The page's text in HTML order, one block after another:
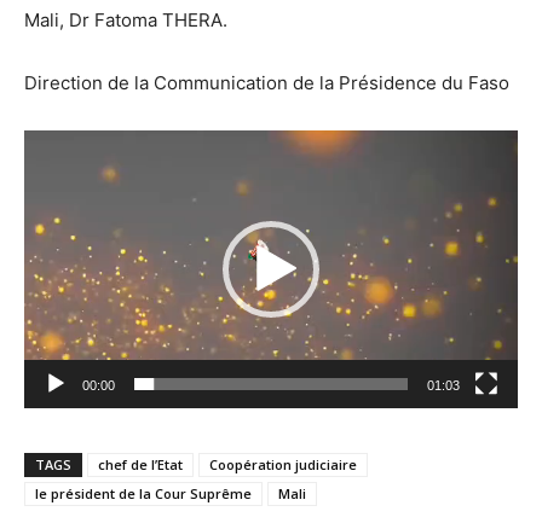
Mali, Dr Fatoma THERA.
Direction de la Communication de la Présidence du Faso
Lecteur
00:00 01:03
TAGS chef de l’Etat
Coopération judiciaire
le président de la Cour Suprême
Mali